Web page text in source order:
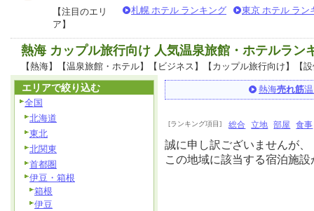
【注目のエリ
ア】
札幌 ホテル ランキング 東京 ホテル ラン
熱海 カップル旅行向け 人気温泉旅館・ホテルラン
【熱海】【温泉旅館・ホテル】【ビジネス】【カップル旅行向け】【
熱海売れ筋
[ランキング項目] 総合 立地 部屋 食事
誠に申し訳ございませんが、
この地域に該当する宿泊施
エリアで絞り込む
全国
北海道
東北
北関東
首都圏
伊豆・箱根
箱根
伊豆